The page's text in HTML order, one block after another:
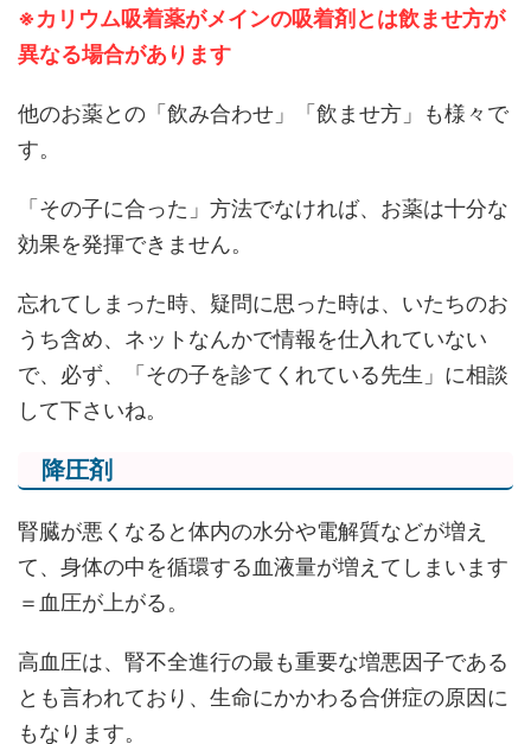
※カリウム吸着薬がメインの吸着剤とは飲ませ方が
異なる場合があります
他のお薬との「飲み合わせ」「飲ませ方」も様々で
す。
「その子に合った」方法でなければ、お薬は十分な
効果を発揮できません。
忘れてしまった時、疑問に思った時は、いたちのお
うち含め、ネットなんかで情報を仕入れていない
で、必ず、「その子を診てくれている先生」に相談
して下さいね。
降圧剤
腎臓が悪くなると体内の水分や電解質などが増え
て、身体の中を循環する血液量が増えてしまいます
＝血圧が上がる。
高血圧は、腎不全進行の最も重要な増悪因子である
とも言われており、生命にかかわる合併症の原因に
もなります。